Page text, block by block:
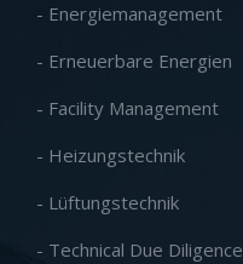
- Energiemanagement
- Erneuerbare Energien
- Facility Management
- Heizungstechnik
- Lüftungstechnik
- Technical Due Diligence